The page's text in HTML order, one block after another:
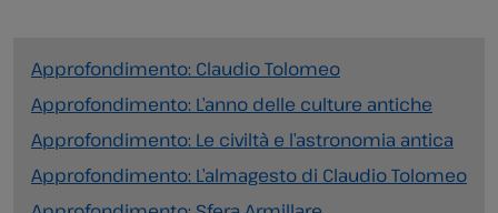
Approfondimento: Claudio Tolomeo
Approfondimento: L’anno delle culture antiche
Approfondimento: Le civiltà e l’astronomia antica
Approfondimento: L’almagesto di Claudio Tolomeo